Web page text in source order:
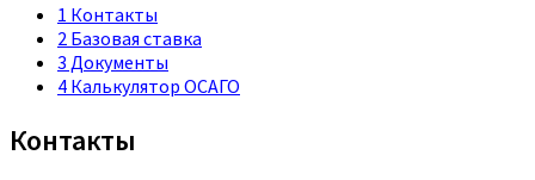
1 Контакты
2 Базовая ставка
3 Документы
4 Калькулятор ОСАГО
Контакты